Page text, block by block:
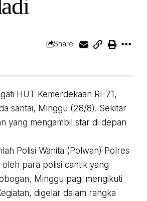
Share
HUT Kemerdekaan RI-71,
santai, Minggu (28/8). Sekitar
yang mengambil star di depan
Polisi Wanita (Polwan) Polres
para polisi cantik yang
Minggu pagi mengikuti
digelar dalam rangka